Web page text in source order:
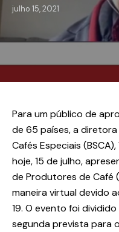
julho 15, 2021
Para um público de
de 65 países, a
Cafés Especiais
hoje, 15 de julho,
de Produtores de Café
maneira virtual devido
19. O evento foi
segunda prevista para